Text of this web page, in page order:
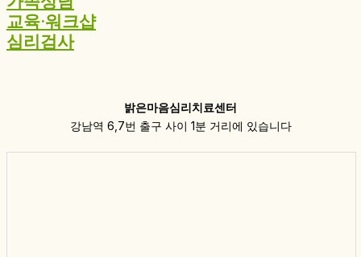
교육·워크샵
심리검사
밝은마음심리치료센터
강남역 6,7번 출구 사이 1분 거리에 있습니다